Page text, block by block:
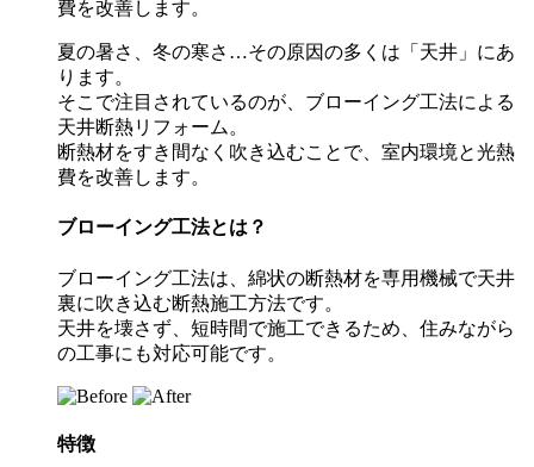
費を改善します。
夏の暑さ、冬の寒さ…その原因の多くは「天井」にあ
ります。
そこで注目されているのが、ブローイング工法による
天井断熱リフォーム。
断熱材をすき間なく吹き込むことで、室内環境と光熱
費を改善します。
ブローイング工法とは？
ブローイング工法は、綿状の断熱材を専用機械で天井
裏に吹き込む断熱施工方法です。
天井を壊さず、短時間で施工できるため、住みながら
の工事にも対応可能です。
特徴